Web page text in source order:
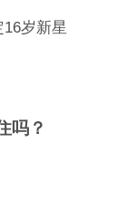
岁新星
吗？